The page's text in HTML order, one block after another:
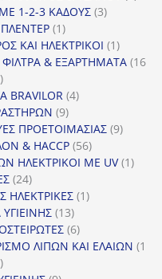
1-2-3 ΚΑΔΟΥΣ 33
11
προϊόν
ΚΑΙ ΗΛΕΚΤΡΙΚΟΙ 11
προϊόν
& ΕΞΑΡΤΗΜΑΤΑ 16
16
BRAVILOR 44
99
προϊόντα
ΠΡΟΕΤΟΙΜΑΣΙΑΣ 99
& HACCP 5656
προϊόντα
ΗΛΕΚΤΡΙΚΟΙ ΜΕ UV 11
2424
προϊόντα
ΗΛΕΚΤΡΙΚΕΣ 11
1313
προϊόντα
66
προϊόντα
ΛΙΠΩΝ ΚΑΙ ΕΛΑΙΩΝ 1
1